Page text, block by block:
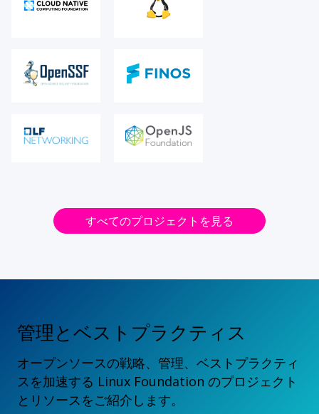
すべてのプロジェクトを見る
管理とベストプラクティス
オープンソースの戦略、管理、ベストプラクティ
スを加速する Linux Foundation のプロジェクト
とリソースをご紹介します。